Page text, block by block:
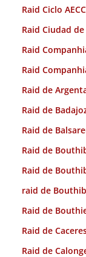
Raid Ciclo
Raid Ciudad
Raid
Raid
Raid de
Raid de
Raid de
Raid de
Raid de
raid de Bouthib
Raid de
Raid de
Raid de